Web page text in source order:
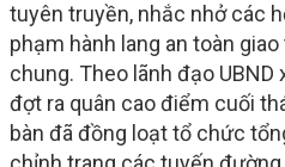
tuyên truyền, nhắc nhở các
phạm hành lang an toàn
chung. Theo lãnh đạo UBND
đợt ra quân cao điểm cuối
bàn đã đồng loạt tổ chức